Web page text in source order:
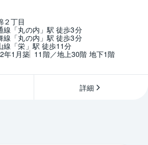
２丁目
線「丸の内」駅 徒歩3分
線「丸の内」駅 徒歩3分
線「栄」駅 徒歩11分
年1月築 11階／地上30階 地下1階
詳細